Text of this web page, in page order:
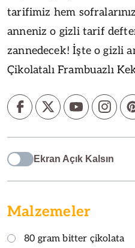
tarifimiz hem
anneniz o gizli tarif
zannedecek! İşte o gizli
Çikolatalı Frambuazlı
Ekran Açık Kalsın
Malzemeler
80 gram bitter çikolata